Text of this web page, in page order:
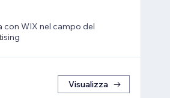
con WIX nel campo del
Visualizza